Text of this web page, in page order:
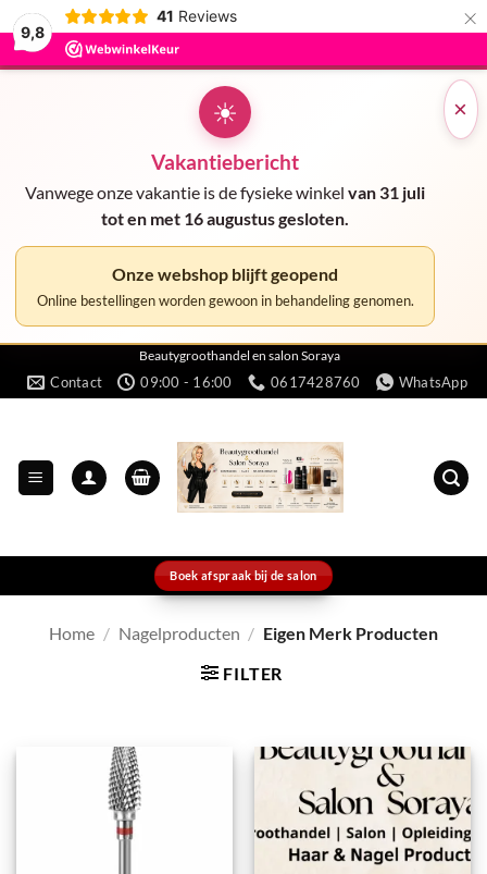
9,8
41 Reviews ×
×
☀
Vakantiebericht
Vanwege onze vakantie is de fysieke winkel van 31 juli
tot en met 16 augustus gesloten.
Onze webshop blijft geopend
Online bestellingen worden gewoon in behandeling genomen.
naar
Beautygroothandel en salon Soraya
Contact 09:00 - 16:00 0617428760 WhatsApp
Boek afspraak bij de salon
Home / Nagelproducten / Eigen Merk Producten
FILTER